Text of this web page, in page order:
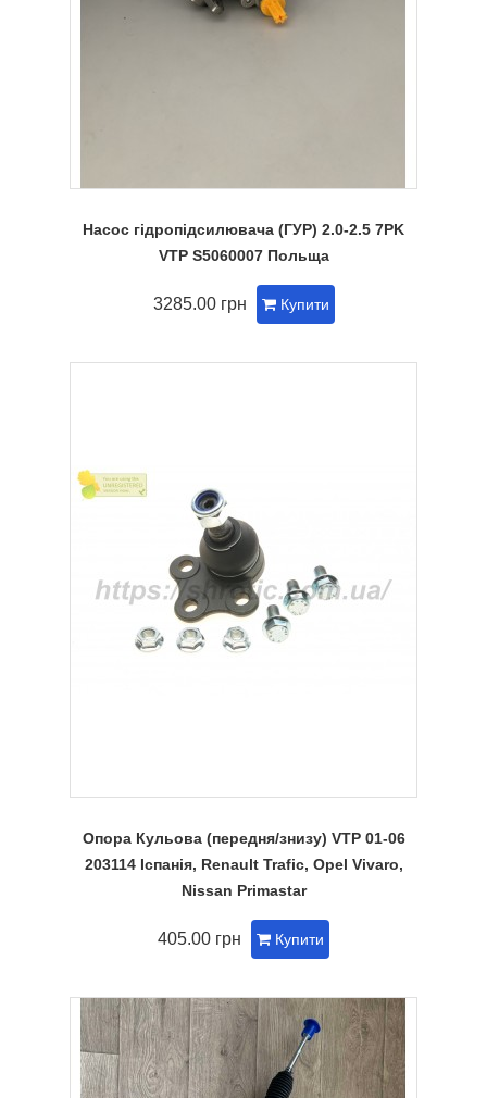
Насос гідропідсилювача (ГУР) 2.0-2.5 7PK
VTP S5060007 Польща
3285.00 грн Купити
Опора Кульова (передня/знизу) VTP 01-06
203114 Іспанія, Renault Trafic, Opel Vivaro,
Nissan Primastar
405.00 грн Купити